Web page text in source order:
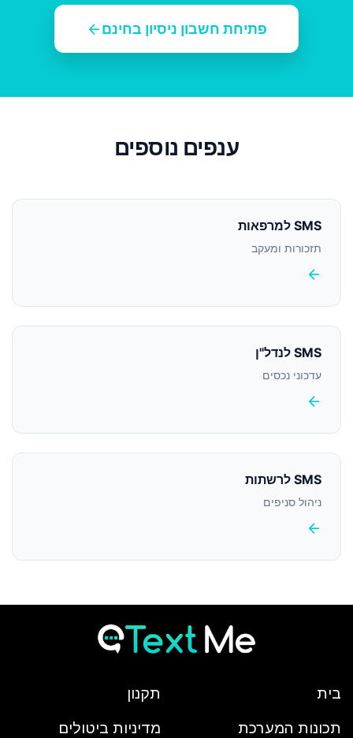
פתיחת חשבון ניסיון בחינםarrow_back
ענפים נוספים
SMS למרפאות
תזכורות ומעקב
arrow_back
SMS לנדל"ן
עדכוני נכסים
arrow_back
SMS לרשתות
ניהול סניפים
arrow_back
בית
תכונות המערכת
תקנון
מדיניות ביטולים